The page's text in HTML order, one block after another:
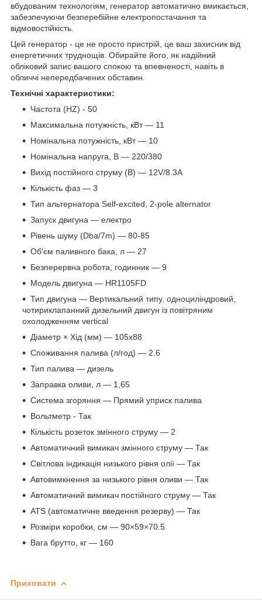
вбудованим технологіям, генератор автоматично вмикається,
забезпечуючи безперебійне електропостачання та
відмовостійкість.
Цей генератор - це не просто пристрій, це ваш захисник від
енергетичних труднощів. Обирайте його, як надійний
обліковий запис вашого спокою та впевненості, навіть в
обличчі непередбачених обставин.
Технічні характеристики:
Частота (HZ) - 50
Максимальна потужність, кВт — 11
Номінальна потужність, кВт — 10
Номінальна напруга, В — 220/380
Вихід постійного струму (В) — 12V/8.3A
Кількість фаз — 3
Тип альтернатора Self-excited, 2-pole alternator
Запуск двигуна — електро
Рівень шуму (Dba/7m) — 80-85
Об'єм паливного бака, л — 27
Безперервна робота, годинник — 9
Модель двигуна — HR1105FD
Тип двигуна — Вертикальний типу, одноциліндровий,
чотириклапанний дизельний двигун із повітряним
охолодженням vertical
Діаметр × Хід (мм) — 105х88
Споживання палива (л/год) — 2.6
Тип палива — дизель
Заправка оливи, л — 1,65
Система згоряння — Прямий уприск палива
Вольтметр - Так
Кількість розеток змінного струму — 2
Автоматичний вимикач змінного струму — Так
Світлова індикація низького рівня олії — Так
Автовимкнення за низького рівня оливи — Так
Автоматичний вимикач постійного струму — Так
ATS (автоматичне введення резерву) — Так
Розміри коробки, см — 90×59×70.5
Вага брутто, кг — 160
Приховати